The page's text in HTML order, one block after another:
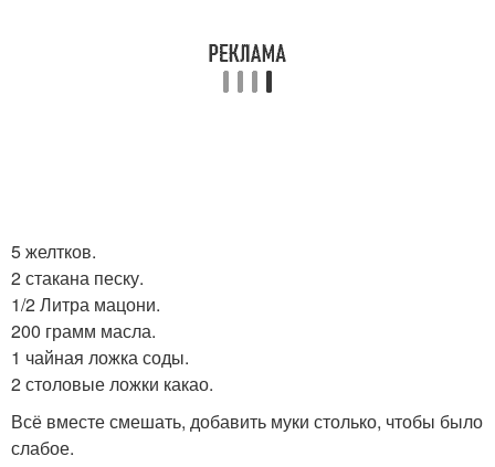
5 желтков.
2 стакана песку.
1/2 Литра мацони.
200 грамм масла.
1 чайная ложка соды.
2 столовые ложки какао.
Всё вместе смешать, добавить муки столько, чтобы было
слабое.